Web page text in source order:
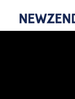
contenido